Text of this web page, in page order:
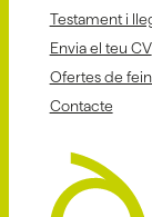
Testament i
Envia el teu CV
Ofertes de
Contacte